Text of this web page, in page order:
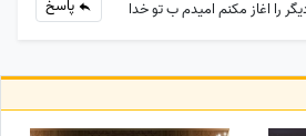
را اغاز مکنم امیدم ب تو خدا پاسخ